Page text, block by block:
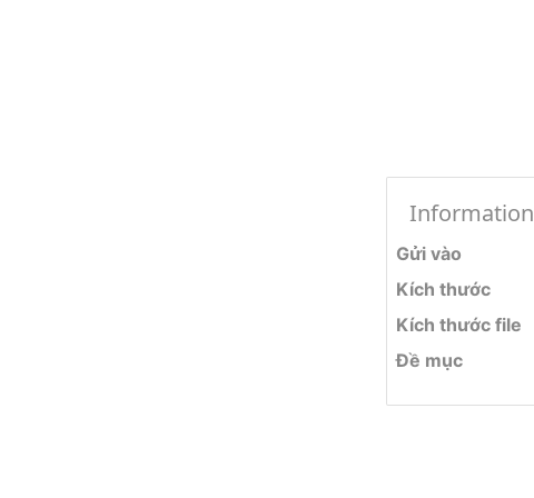
Information
Gửi vào
Kích thước
Kích thước file
Đề mục